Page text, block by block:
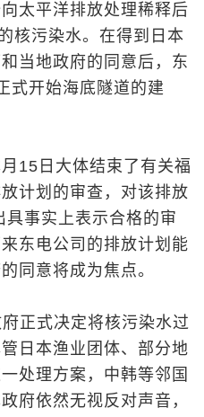
太平洋排放处理稀释后
核污染水。在得到日本
当地政府的同意后，东
式开始海底隧道的建
15日大体结束了有关福
计划的审查，对该排放
事实上表示合格的审
东电公司的排放计划能
同意将成为焦点。
正式决定将核污染水过
日本渔业团体、部分地
处理方案，中韩等邻国
府依然无视反对声音，